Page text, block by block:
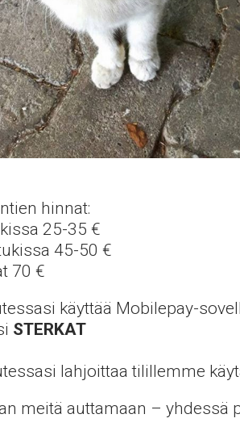
hinnat:
25-35 €
45-50 €
70 €
käyttää Mobilepay-
STERKAT
lahjoittaa tilillemme
meitä auttamaan – yhdessä